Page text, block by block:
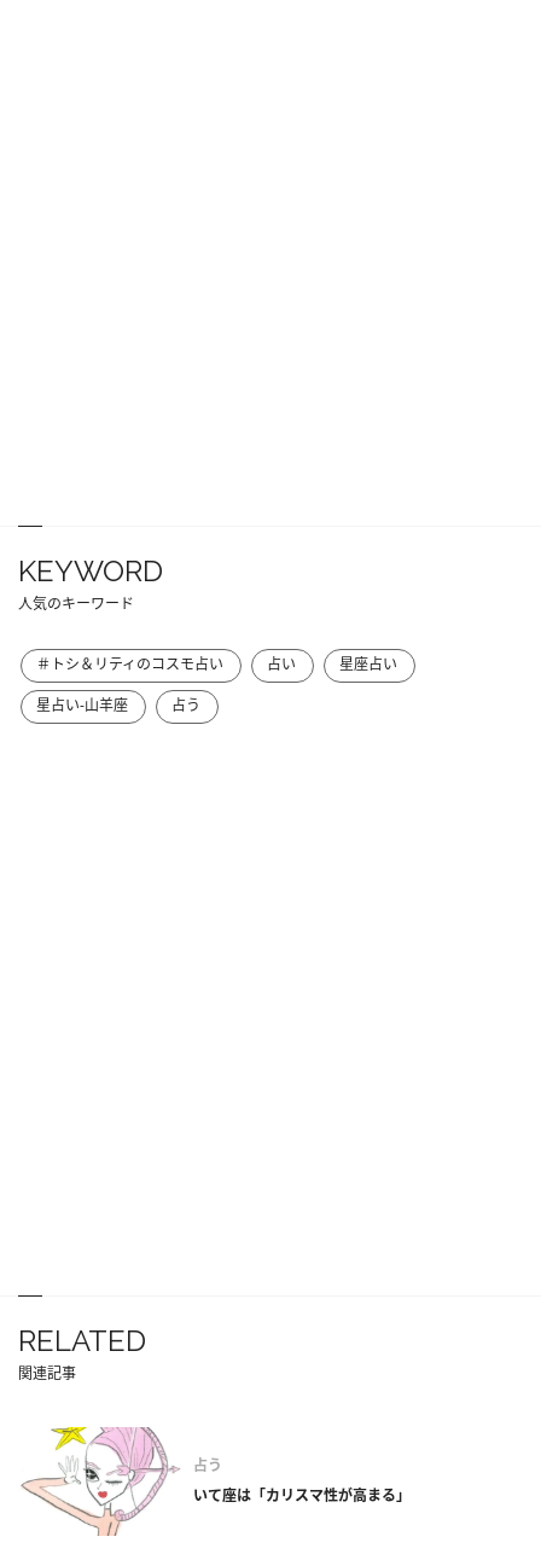
KEYWORD
人気のキーワード
＃トシ＆リティのコスモ占い 占い
星座占い
星占い-山羊座
占う
RELATED
関連記事
占う
いて座は「カリスマ性が高まる」